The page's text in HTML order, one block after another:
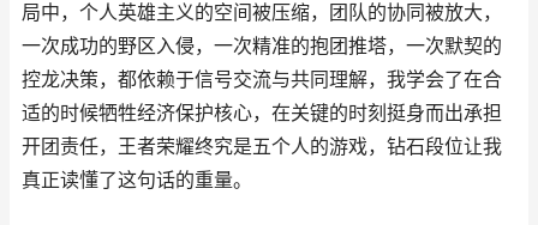
局中，个人英雄主义的空间被压缩，团队的协同被放大，
一次成功的野区入侵，一次精准的抱团推塔，一次默契的
控龙决策，都依赖于信号交流与共同理解，我学会了在合
适的时候牺牲经济保护核心，在关键的时刻挺身而出承担
开团责任，王者荣耀终究是五个人的游戏，钻石段位让我
真正读懂了这句话的重量。